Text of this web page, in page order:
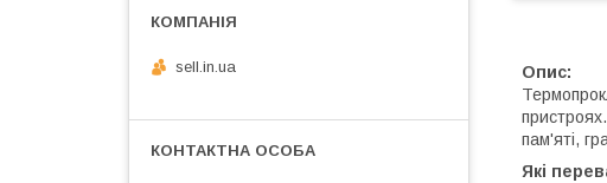
Опис:
пам'яті,
Які
sell.in.ua